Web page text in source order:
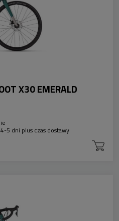
X30 EMERALD
5 dni plus czas dostawy